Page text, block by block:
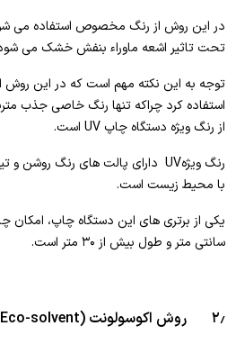
در این روش از رنگ مخصوص استفاده می
تحت تاثیر اشعه ماوراء بنفش خشک می
توجه به این نکته مهم است که در این روش
استفاده کرد چراکه تنها رنگ خاصی جذب
از رنگ ویژه دستگاه چاپ UV است.
با محیط زیست است.
سانتی متر و طول بیش از ۳۰ متر است.
۲٫ روش اکوسولونت (Eco-solvent)